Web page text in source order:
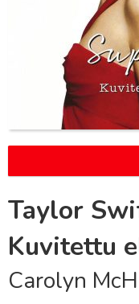
Taylor
Kuvitettu
Carolyn